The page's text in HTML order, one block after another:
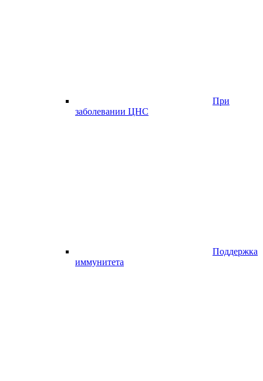
При
заболевании ЦНС
Поддержка
иммунитета